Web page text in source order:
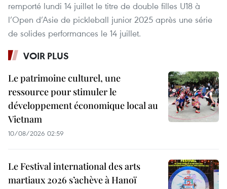
remporté lundi 14 juillet le titre de double filles U18 à
l’Open d’Asie de pickleball junior 2025 après une série
de solides performances le 14 juillet.
VOIR PLUS
Le patrimoine culturel, une
ressource pour stimuler le
développement économique local au
Vietnam
10/08/2026 02:59
Le Festival international des arts
martiaux 2026 s’achève à Hanoï